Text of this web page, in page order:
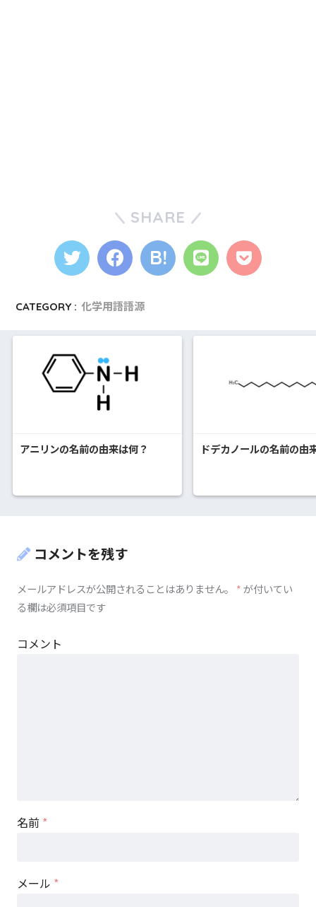
SHARE
CATEGORY : 化学用語語源
アニリンの名前の由来は何？ ドデカノールの名前の由
コメントを残す
メールアドレスが公開されることはありません。 *が付いてい
る欄は必須項目です
コメント
名前 *
メール *